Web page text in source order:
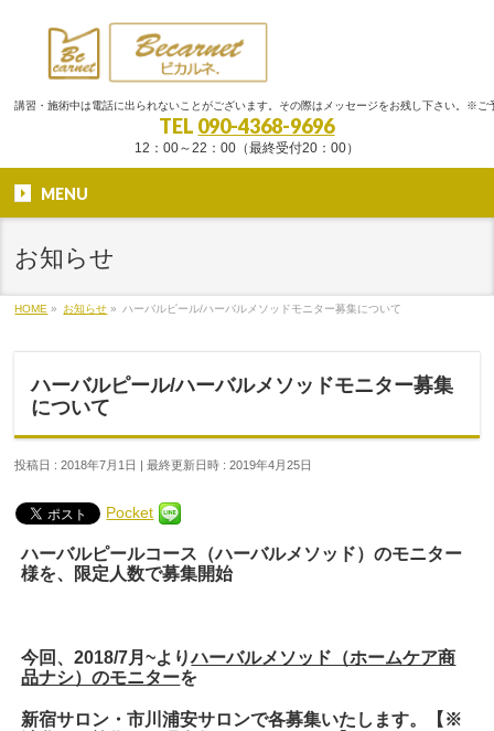
講習・施術中は電話に出られないことがございます。その際はメッセージをお残し下さい。※ご
TEL 090-4368-9696
12：00～22：00（最終受付20：00）
MENU
お知らせ
HOME » お知らせ » ハーバルピール/ハーバルメソッドモニター募集について
ハーバルピール/ハーバルメソッドモニター募集
について
投稿日 : 2018年7月1日 最終更新日時 : 2019年4月25日
Pocket
ハーバルピールコース（ハーバルメソッド）のモニター
様を、限定人数で募集開始
今回、2018/7月~よりハーバルメソッド（ホームケア商
品ナシ）のモニターを
新宿サロン・市川浦安サロンで各募集いたします。【 ※